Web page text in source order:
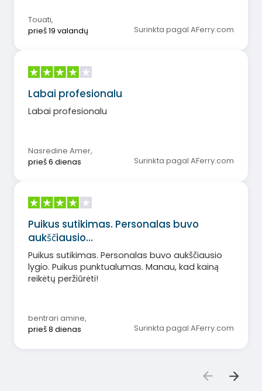
Touati,
prieš 19 valandų
Surinkta pagal AFerry.com
Labai profesionalu
Labai profesionalu
Nasredine Amer,
prieš 6 dienas
Surinkta pagal AFerry.com
Puikus sutikimas. Personalas buvo
aukščiausio…
Puikus sutikimas. Personalas buvo aukščiausio
lygio. Puikus punktualumas. Manau, kad kainą
reikėtų peržiūrėti!
bentrari amine,
prieš 8 dienas
Surinkta pagal AFerry.com